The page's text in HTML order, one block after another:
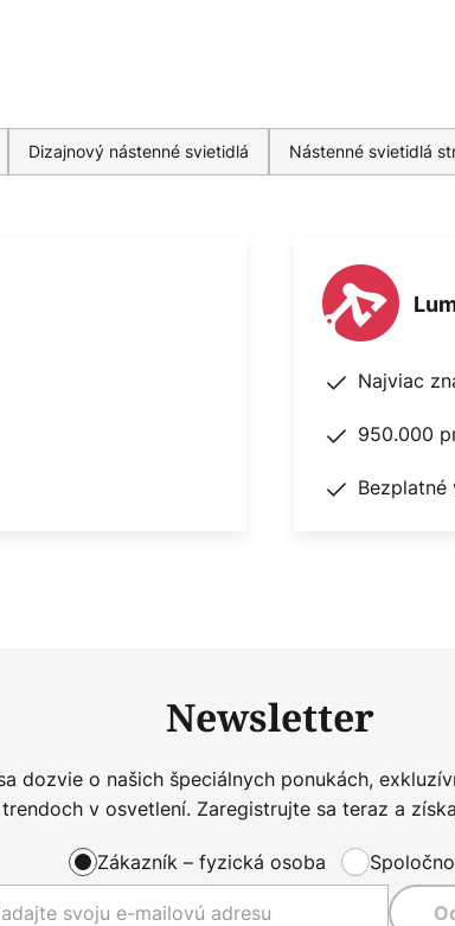
Dizajnový nástenné svietidlá Nástenné svietidlá
Najviac
950.000
Newsletter
dozvie o našich špeciálnych ponukách,
trendoch v osvetlení. Zaregistrujte sa teraz a
Zákazník – fyzická osoba